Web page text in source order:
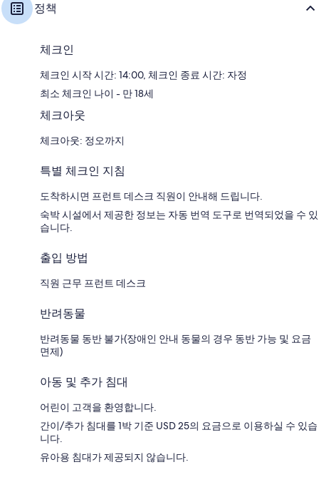
정책
체크인
체크인 시작 시간: 14:00, 체크인 종료 시간: 자정
최소 체크인 나이 - 만 18세
체크아웃
체크아웃: 정오까지
특별 체크인 지침
도착하시면 프런트 데스크 직원이 안내해 드립니다.
숙박 시설에서 제공한 정보는 자동 번역 도구로 번역되었을 수 있
습니다.
출입 방법
직원 근무 프런트 데스크
반려동물
반려동물 동반 불가(장애인 안내 동물의 경우 동반 가능 및 요금
면제)
아동 및 추가 침대
어린이 고객을 환영합니다.
간이/추가 침대를 1박 기준 USD 25의 요금으로 이용하실 수 있습
니다.
유아용 침대가 제공되지 않습니다.